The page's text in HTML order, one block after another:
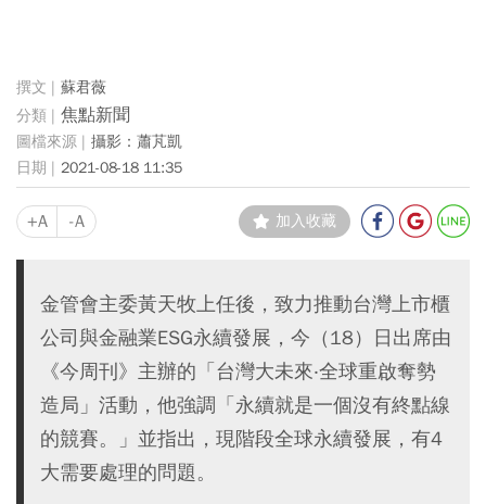
蘇君薇
焦點新聞
攝影：蕭芃凱
2021-08-18 11:35
+A -A 加入收藏
金管會主委黃天牧上任後，致力推動台灣上市櫃
公司與金融業ESG永續發展，今（18）日出席由
《今周刊》主辦的「台灣大未來‧全球重啟奪勢
造局」活動，他強調「永續就是一個沒有終點線
的競賽。」並指出，現階段全球永續發展，有4
大需要處理的問題。